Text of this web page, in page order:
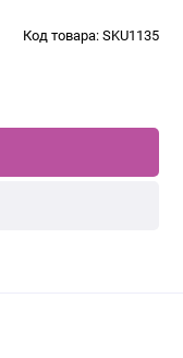
Код товара: SKU1135